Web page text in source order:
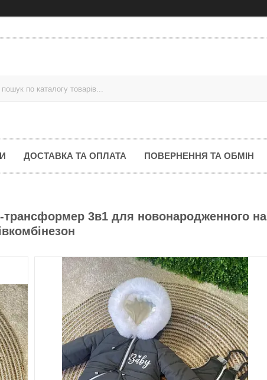
ДОСТАВКА ТА ОПЛАТА ПОВЕРНЕННЯ ТА ОБМІН
3в1 для новонародженного на